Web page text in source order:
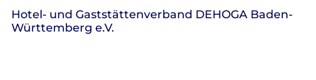
Hotel- und Gaststättenverband DEHOGA Baden-
Württemberg e.V.